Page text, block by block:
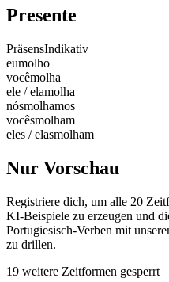
Presente
PräsensIndikativ
eumolho
vocêmolha
ele / elamolha
nósmolhamos
vocêsmolham
eles / elasmolham
Nur Vorschau
Registriere dich, um alle 20
KI-Beispiele zu erzeugen und
Portugiesisch-Verben mit
zu drillen.
19 weitere Zeitformen gesperrt